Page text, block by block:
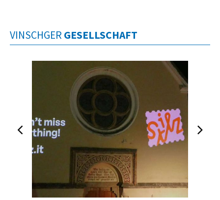
VINSCHGER GESELLSCHAFT